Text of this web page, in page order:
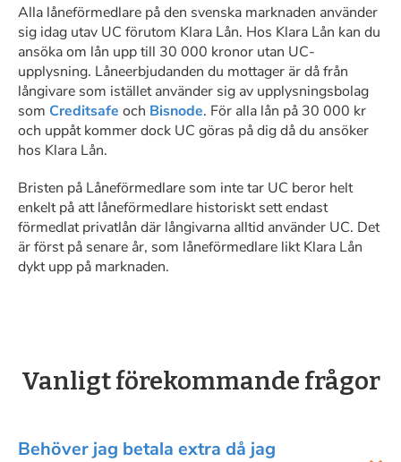
Alla låneförmedlare på den svenska marknaden använder
sig idag utav UC förutom Klara Lån. Hos Klara Lån kan du
ansöka om lån upp till 30 000 kronor utan UC-
upplysning. Låneerbjudanden du mottager är då från
långivare som istället använder sig av upplysningsbolag
som Creditsafe och Bisnode. För alla lån på 30 000 kr
och uppåt kommer dock UC göras på dig då du ansöker
hos Klara Lån.
Bristen på Låneförmedlare som inte tar UC beror helt
enkelt på att låneförmedlare historiskt sett endast
förmedlat privatlån där långivarna alltid använder UC. Det
är först på senare år, som låneförmedlare likt Klara Lån
dykt upp på marknaden.
Vanligt förekommande frågor
Behöver jag betala extra då jag